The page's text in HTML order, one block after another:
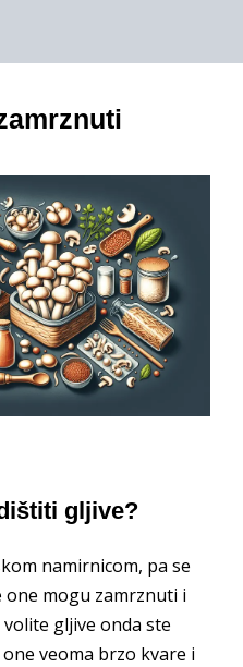
gljive?
namirnicom, pa se
mogu zamrznuti i
gljive onda ste
veoma brzo kvare i